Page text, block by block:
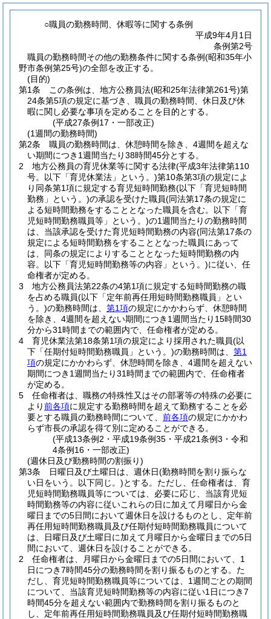
○職員の勤務時間、休暇等に関する条例
平成9年4月1日
条例第2号
職員の勤務時間その他の勤務条件に関する条例(昭和35年小
野市条例第25号)の全部を改正する。
(目的)
第1条
この条例は、地方公務員法(昭和25年法律第261号)第
24条第5項の規定に基づき、職員の勤務時間、休日及び休
暇に関し必要な事項を定めることを目的とする。
(平成27条例17・一部改正)
(1週間の勤務時間)
第2条
職員の勤務時間は、休憩時間を除き、4週間を超えな
い期間につき1週間当たり38時間45分とする。
2
地方公務員の育児休業等に関する法律(平成3年法律第110
号。以下「育児休業法」という。)第10条第3項の規定によ
り同条第1項に規定する育児短時間勤務(以下「育児短時間
勤務」という。)の承認を受けた職員(同法第17条の規定に
よる短時間勤務をすることとなった職員を含む。以下「育
児短時間勤務職員等」という。)の1週間当たりの勤務時間
は、当該承認を受けた育児短時間勤務の内容(同法第17条の
規定による短時間勤務をすることとなった職員にあって
は、同条の規定によりすることとなった短時間勤務の内
容。以下「育児短時間勤務等の内容」という。)に従い、任
命権者が定める。
3
地方公務員法第22条の4第1項に規定する短時間勤務の職
を占める職員(以下「定年前再任用短時間勤務職員」とい
う。)の勤務時間は、 第1項の規定にかかわらず、休憩時間
を除き、4週間を超えない期間につき1週間当たり15時間30
分から31時間までの範囲内で、任命権者が定める。
4
育児休業法第18条第1項の規定により採用された職員(以
下「任期付短時間勤務職員」という。)の勤務時間は、 第1
項の規定にかかわらず、休憩時間を除き、4週間を超えない
期間につき1週間当たり31時間までの範囲内で、任命権者
が定める。
5
任命権者は、職務の特殊性又はその部署等の特殊の必要に
より前各項に規定する勤務時間を超えて勤務することを必
要とする職員の勤務時間について、 前各項の規定にかかわ
らず市長の承認を得て別に定めることができる。
(平成13条例2・平成19条例35・平成21条例3・令和
4条例16・一部改正)
(週休日及び勤務時間の割振り)
第3条
日曜日及び土曜日は、週休日(勤務時間を割り振らな
い日をいう。以下同じ。)とする。 ただし、任命権者は、育
児短時間勤務職員等については、必要に応じ、当該育児短
時間勤務等の内容に従いこれらの日に加えて月曜日から金
曜日までの5日間において週休日を設けるものとし、定年前
再任用短時間勤務職員及び任期付短時間勤務職員について
は、日曜日及び土曜日に加えて月曜日から金曜日までの5日
間において、週休日を設けることができる。
2
任命権者は、月曜日から金曜日までの5日間において、1
日につき7時間45分の勤務時間を割り振るものとする。 た
だし、育児短時間勤務職員等については、1週間ごとの期間
について、当該育児短時間勤務等の内容に従い1日につき7
時間45分を超えない範囲内で勤務時間を割り振るものと
し、定年前再任用短時間勤務職員及び任期付短時間勤務職